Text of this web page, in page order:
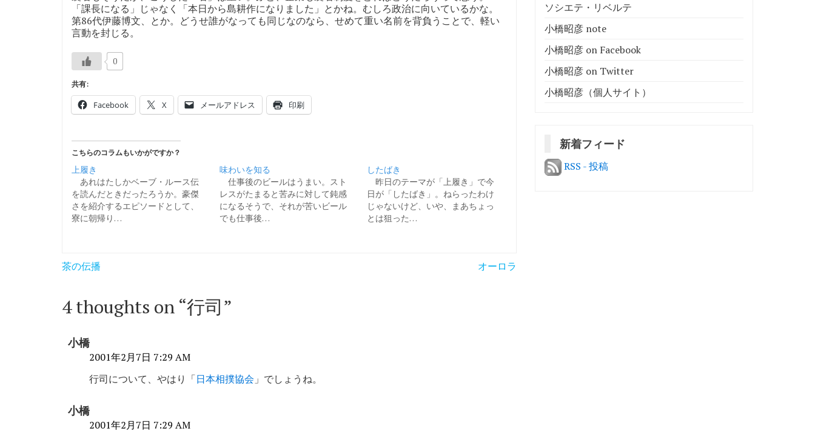
「課長になる」じゃなく「本日から島耕作になりました」とかね。むしろ政治に向いているかな。
第86代伊藤博文、とか。どうせ誰がなっても同じなのなら、せめて重い名前を背負うことで、軽い
言動を封じる。
0
共有:
Facebook X メールアドレス 印刷
こちらのコラムもいかがですか？
上履き
あれはたしかベーブ・ルース伝
を読んだときだったろうか。豪傑
さを紹介するエピソードとして、
寮に朝帰り…
味わいを知る
仕事後のビールはうまい。スト
レスがたまると苦みに対して鈍感
になるそうで、それが苦いビール
でも仕事後…
したばき
昨日のテーマが「上履き」で今
日が「したばき」。ねらったわけ
じゃないけど、いや、まあちょっ
とは狙った…
投
ナ
ゲ
ョ
ン
茶の伝播 オーロラ
4 thoughts on “行司”
小橋
2001年2月7日 7:29 AM
行司について、やはり「日本相撲協会 」でしょうね。
小橋
2001年2月7日 7:29 AM
ソシエテ・リベルテ
小橋昭彦 note
小橋昭彦 on Facebook
小橋昭彦 on Twitter
小橋昭彦（個人サイト）
新着フィード
RSS - 投稿